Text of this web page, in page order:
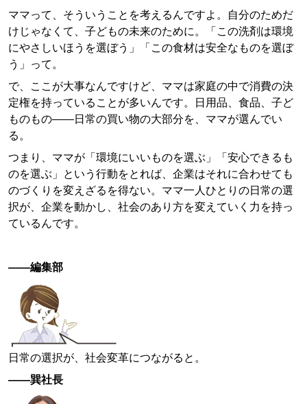
ママって、そういうことを考えるんですよ。自分のためだ
けじゃなくて、子どもの未来のために。「この洗剤は環境
にやさしいほうを選ぼう」「この食材は安全なものを選ぼ
う」って。
で、ここが大事なんですけど、ママは家庭の中で消費の決
定権を持っていることが多いんです。日用品、食品、子ど
ものもの——日常の買い物の大部分を、ママが選んでい
る。
つまり、ママが「環境にいいものを選ぶ」「安心できるも
のを選ぶ」という行動をとれば、企業はそれに合わせても
のづくりを変えざるを得ない。ママ一人ひとりの日常の選
択が、企業を動かし、社会のあり方を変えていく力を持っ
ているんです。
——編集部
日常の選択が、社会変革につながると。
——巽社長